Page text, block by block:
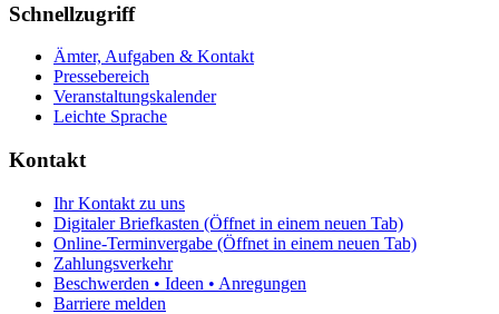
Schnellzugriff
Ämter, Aufgaben & Kontakt
Pressebereich
Veranstaltungskalender
Leichte Sprache
Kontakt
Ihr Kontakt zu uns
Digitaler Briefkasten (Öffnet in einem neuen Tab)
Online-Terminvergabe (Öffnet in einem neuen Tab)
Zahlungsverkehr
Beschwerden • Ideen • Anregungen
Barriere melden